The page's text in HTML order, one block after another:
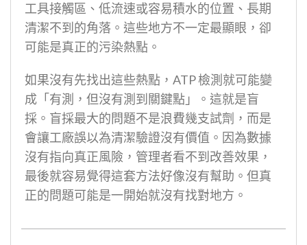
工具接觸區、低流速或容易積水的位置、長期
清潔不到的角落。這些地方不一定最顯眼，卻
可能是真正的污染熱點。
如果沒有先找出這些熱點，ATP 檢測就可能變
成「有測，但沒有測到關鍵點」。這就是盲
採。盲採最大的問題不是浪費幾支試劑，而是
會讓工廠誤以為清潔驗證沒有價值。因為數據
沒有指向真正風險，管理者看不到改善效果，
最後就容易覺得這套方法好像沒有幫助。但真
正的問題可能是一開始就沒有找對地方。